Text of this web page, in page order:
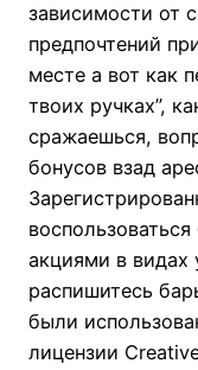
зависимости от
предпочтений
месте а вот как
твоих ручках”,
сражаешься,
бонусов взад
акциями в видах
распишитесь
были
лицензии